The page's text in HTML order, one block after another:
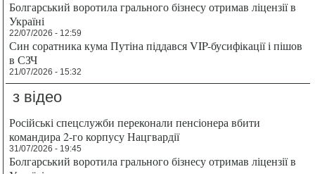
Болгарський воротила грального бізнесу отримав ліцензії в
Україні
22/07/2026 - 12:59
Син соратника кума Путіна піддався VIP-бусифікації і пішов
в СЗЧ
21/07/2026 - 15:32
з відео
Російські спецслужби переконали пенсіонера вбити
командира 2-го корпусу Нацгвардії
31/07/2026 - 19:45
Болгарський воротила грального бізнесу отримав ліцензії в